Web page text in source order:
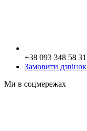
+38 093 348 58 31
Замовити дзвінок
Ми в соцмережах